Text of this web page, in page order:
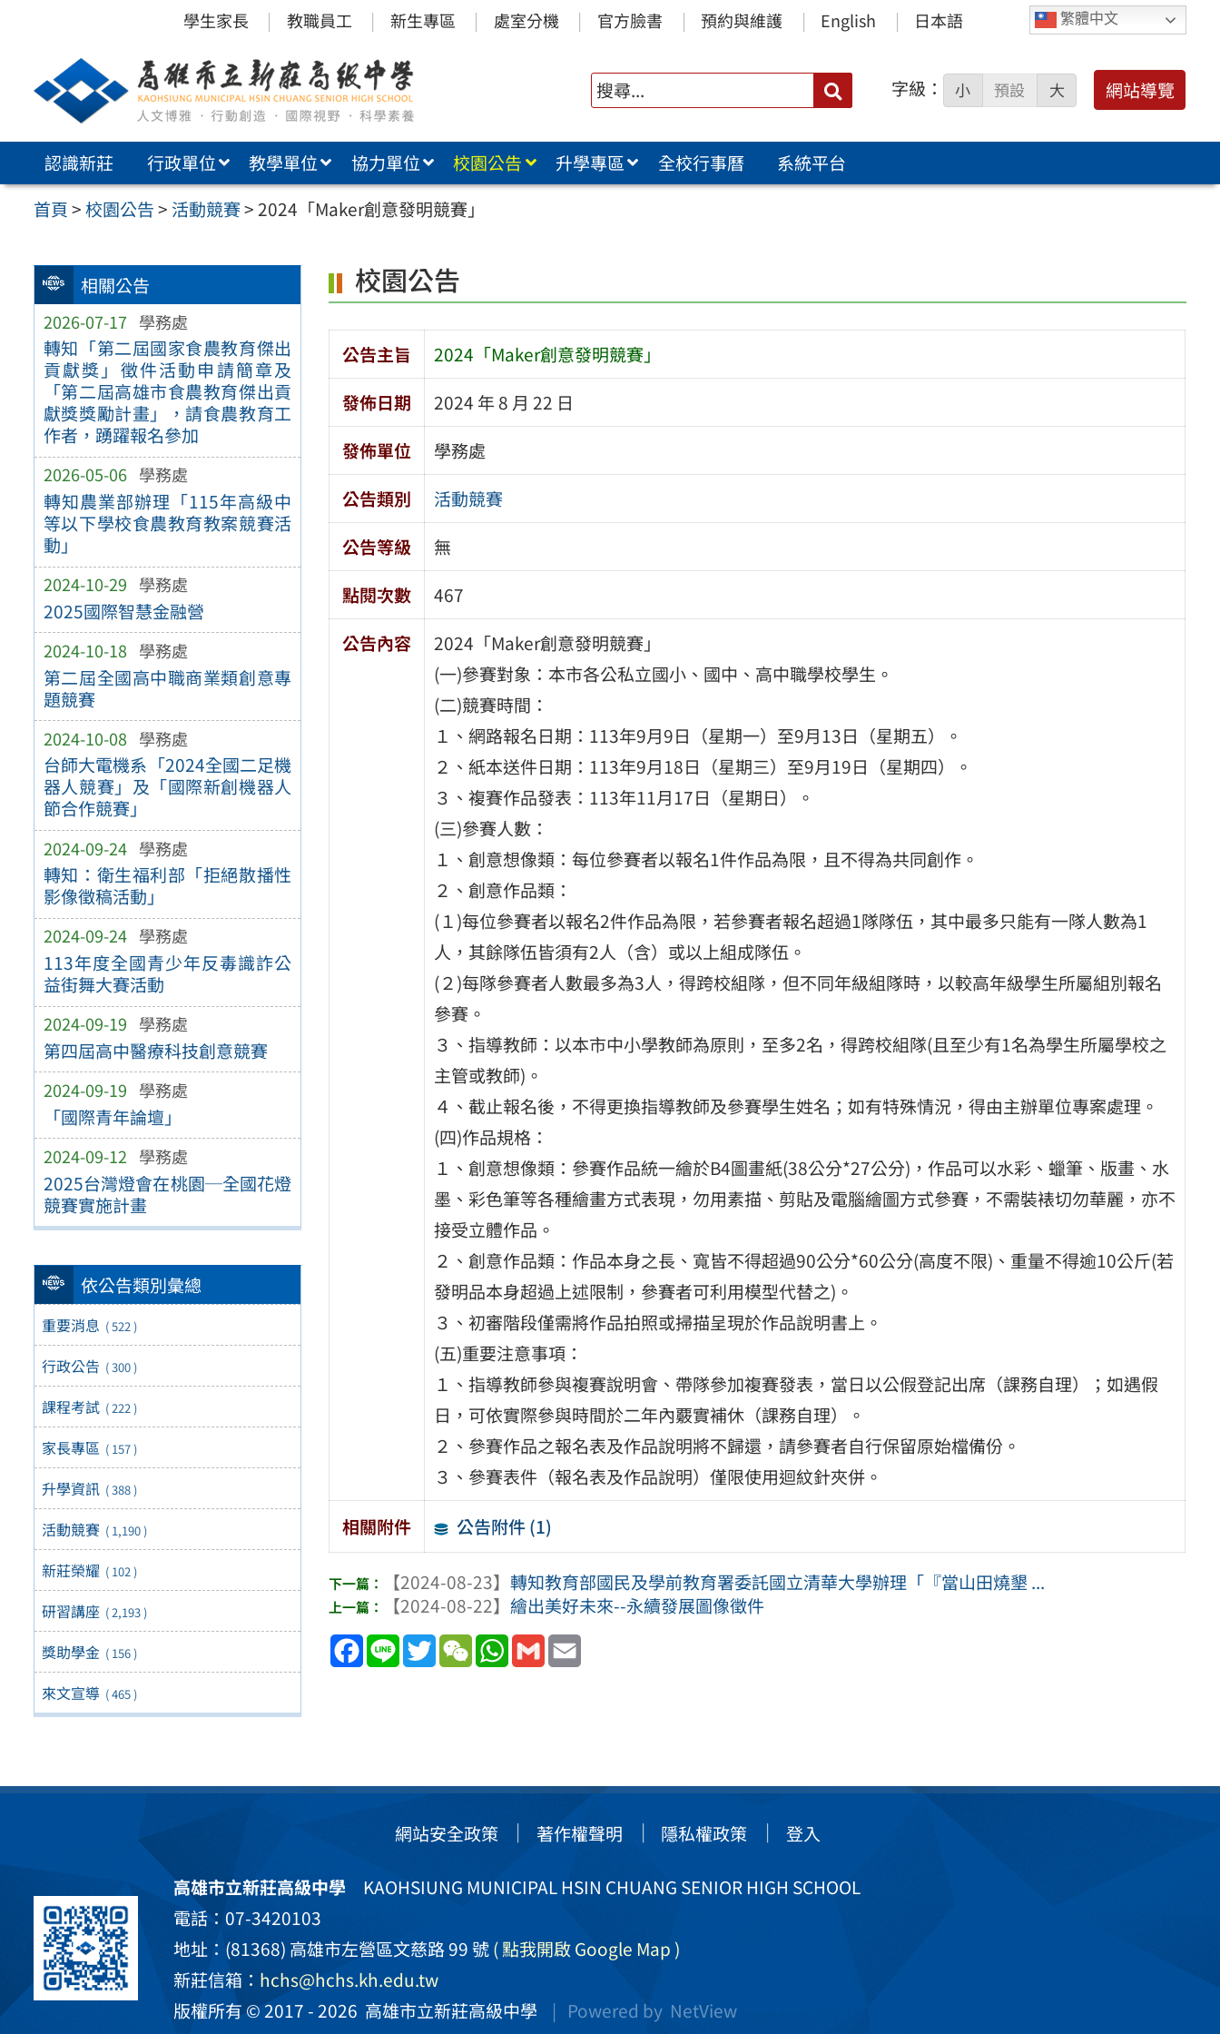
內
繁體中文
學生家長 教職員工 新生專區 處室分機 官方臉書 預約與維護 English 日本語
搜
尋：
字級： 小 預設 大 網站導覽
認識新莊 行政單位 教學單位 協力單位 校園公告 升學專區 全校行事曆
系統平台
首頁>校園公告> 活動競賽>2024「Maker創意發明競賽」
相關公告
2026-07-17 學務處
轉知「第二屆國家食農教育傑出
貢獻獎」徵件活動申請簡章及
「第二屆高雄市食農教育傑出貢
獻獎獎勵計畫」，請食農教育工
作者，踴躍報名參加
2026-05-06 學務處
轉知農業部辦理「115年高級中
等以下學校食農教育教案競賽活
動」
2024-10-29 學務處
2025國際智慧金融營
2024-10-18 學務處
第二屆全國高中職商業類創意專
題競賽
2024-10-08 學務處
台師大電機系「2024全國二足機
器人競賽」及「國際新創機器人
節合作競賽」
2024-09-24 學務處
轉知：衛生福利部「拒絕散播性
影像徵稿活動」
2024-09-24 學務處
113年度全國青少年反毒識詐公
益街舞大賽活動
2024-09-19 學務處
第四屆高中醫療科技創意競賽
2024-09-19 學務處
「國際青年論壇」
2024-09-12 學務處
2025台灣燈會在桃園─全國花燈
競賽實施計畫
依公告類別彙總
重要消息 ( 522 )
行政公告 ( 300 )
課程考試 ( 222 )
家長專區 ( 157 )
升學資訊 ( 388 )
活動競賽 ( 1,190 )
新莊榮耀 ( 102 )
研習講座 ( 2,193 )
獎助學金 ( 156 )
來文宣導 ( 465 )
校園公告
公告主旨
2024「Maker創意發明競賽」
發佈日期
2024 年 8 月 22 日
發佈單位
學務處
公告類別
活動競賽
公告等級
無
點閱次數
467
公告內容
2024「Maker創意發明競賽」
(一)參賽對象：本市各公私立國小、國中、高中職學校學生。
(二)競賽時間：
１、網路報名日期：113年9月9日（星期一）至9月13日（星期五）。
２、紙本送件日期：113年9月18日（星期三）至9月19日（星期四）。
３、複賽作品發表：113年11月17日（星期日）。
(三)參賽人數：
１、創意想像類：每位參賽者以報名1件作品為限，且不得為共同創作。
２、創意作品類：
(１)每位參賽者以報名2件作品為限，若參賽者報名超過1隊隊伍，其中最多只能有一隊人數為1
人，其餘隊伍皆須有2人（含）或以上組成隊伍。
(２)每隊參賽者人數最多為3人，得跨校組隊，但不同年級組隊時，以較高年級學生所屬組別報名
參賽。
３、指導教師：以本市中小學教師為原則，至多2名，得跨校組隊(且至少有1名為學生所屬學校之
主管或教師)。
４、截止報名後，不得更換指導教師及參賽學生姓名；如有特殊情況，得由主辦單位專案處理。
(四)作品規格：
１、創意想像類：參賽作品統一繪於B4圖畫紙(38公分*27公分)，作品可以水彩、蠟筆、版畫、水
墨、彩色筆等各種繪畫方式表現，勿用素描、剪貼及電腦繪圖方式參賽，不需裝裱切勿華麗，亦不
接受立體作品。
２、創意作品類：作品本身之長、寬皆不得超過90公分*60公分(高度不限)、重量不得逾10公斤(若
發明品本身超過上述限制，參賽者可利用模型代替之)。
３、初審階段僅需將作品拍照或掃描呈現於作品說明書上。
(五)重要注意事項：
１、指導教師參與複賽說明會、帶隊參加複賽發表，當日以公假登記出席（課務自理）；如遇假
日，可依實際參與時間於二年內覈實補休（課務自理）。
２、參賽作品之報名表及作品說明將不歸還，請參賽者自行保留原始檔備份。
３、參賽表件（報名表及作品說明）僅限使用迴紋針夾併。
相關附件
公告附件 (1)
【2024-08-23】轉知教育部國民及學前教育署委託國立清華大學辦理「『當山田燒墾 ...
【2024-08-22】繪出美好未來--永續發展圖像徵件
Facebook
Line TwitterWeChatWhatsApp
Gmail
網站安全政策 著作權聲明 隱私權政策 登入
高雄市立新莊高級中學KAOHSIUNG MUNICIPAL HSIN CHUANG SENIOR HIGH SCHOOL
電話：07-3420103
地址：(81368) 高雄市左營區文慈路 99 號( 點我開啟 Google Map )
新莊信箱： hchs@hchs.kh.edu.tw
版權所有 © 2017 - 2026 高雄市立新莊高級中學 | Powered by NetView